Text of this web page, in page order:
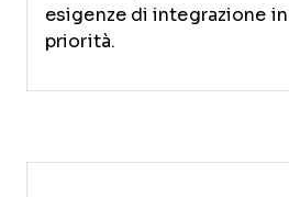
esigenze di integrazione
priorità.